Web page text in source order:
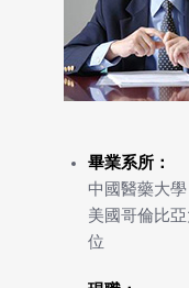
畢業系所：
中國醫藥大
美國哥倫比
位